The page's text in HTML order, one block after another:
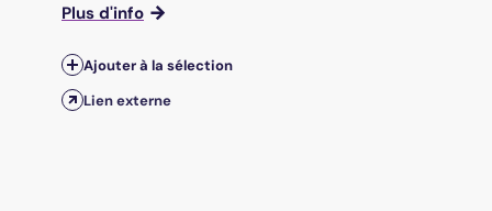
Plus d'info
Ajouter à la sélection
Lien externe